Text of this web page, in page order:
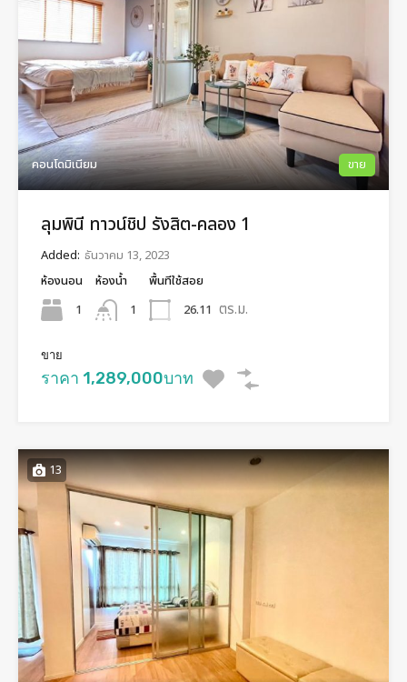
คอนโดมิเนียม ขาย
ลุมพินี ทาวน์ชิป รังสิต-คลอง 1
Added: ธันวาคม 13, 2023
ห้องนอน
1
ห้องน้ำ
1
พื้นทีใช้สอย
26.11 ตร.ม.
ขาย
ราคา 1,289,000บาท
13